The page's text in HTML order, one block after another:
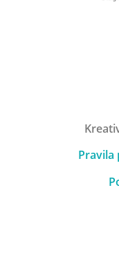
Pravila